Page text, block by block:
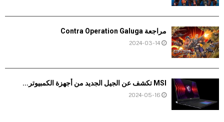
مراجعة Contra Operation Galuga
2024-03-14
MSI تكشف عن الجيل الجديد من أجهزة الكمبيوتر...
2024-05-16